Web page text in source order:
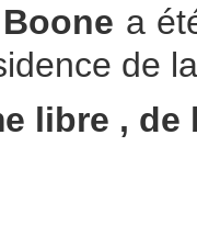
a
de
libre ,